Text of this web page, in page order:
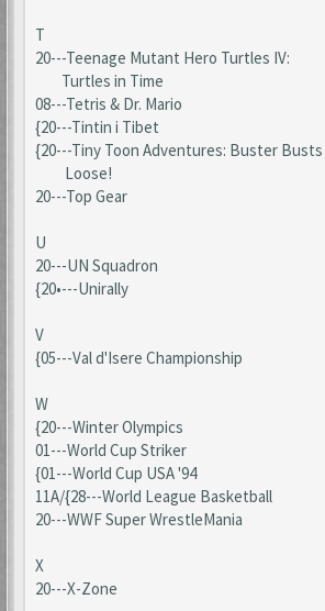
T
20---Teenage Mutant Hero Turtles IV:
Turtles in Time
08---Tetris & Dr. Mario
{20---Tintin i Tibet
{20---Tiny Toon Adventures: Buster Busts
Loose!
20---Top Gear
U
20---UN Squadron
{20•---Unirally
V
{05---Val d'Isere Championship
W
{20---Winter Olympics
01---World Cup Striker
{01---World Cup USA '94
11A/{28---World League Basketball
20---WWF Super WrestleMania
X
20---X-Zone